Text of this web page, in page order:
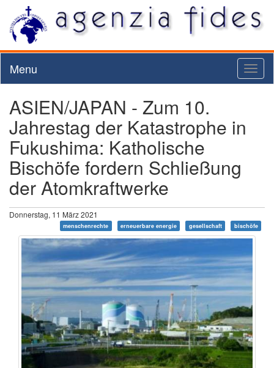
Menu
ASIEN/JAPAN - Zum 10.
Jahrestag der Katastrophe in
Fukushima: Katholische
Bischöfe fordern Schließung
der Atomkraftwerke
Donnerstag, 11 März 2021
menschenrechte erneuerbare energie gesellschaft bischöfe